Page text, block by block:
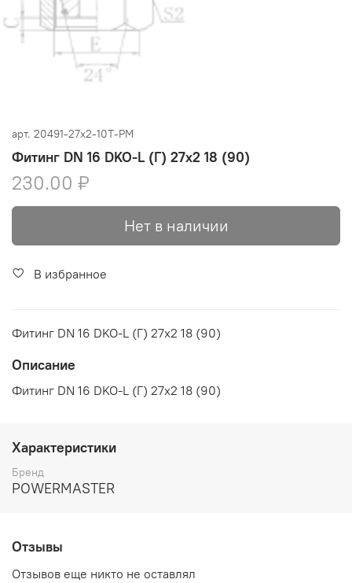
арт. 20491-27x2-10T-PM
Фитинг DN 16 DKO-L (Г) 27x2 18 (90)
230.00 ₽
Нет в наличии
В избранное
Фитинг DN 16 DKO-L (Г) 27x2 18 (90)
Описание
Фитинг DN 16 DKO-L (Г) 27x2 18 (90)
Характеристики
Бренд
POWERMASTER
Отзывы
Отзывов еще никто не оставлял